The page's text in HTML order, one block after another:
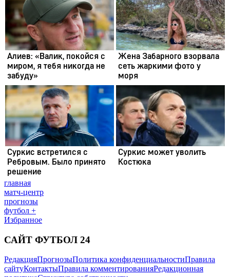
главная
матч-центр
прогнозы
футбол +
Избранное
САЙТ ФУТБОЛ 24
РедакцияПрогнозыПолитика конфиденциальностиПравила
сайтуКонтактыПравила комментированияРедакционная